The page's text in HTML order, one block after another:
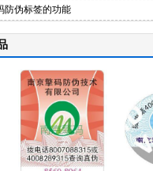
防伪标签的功能